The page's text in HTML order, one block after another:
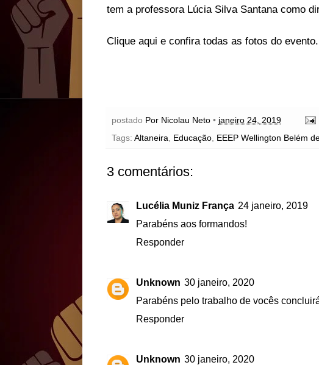
tem a professora Lúcia Silva Santana como
Clique aqui e confira todas as fotos do evento.
postado Por Nicolau Neto • janeiro 24, 2019
Tags: Altaneira Educação, EEEP Wellington Belém
3 comentários:
Lucélia Muniz França 24 janeiro, 2019
Parabéns aos formandos!
Responder
Unknown 30 janeiro, 2020
Parabéns pelo trabalho de vocês
Responder
Unknown 30 janeiro, 2020